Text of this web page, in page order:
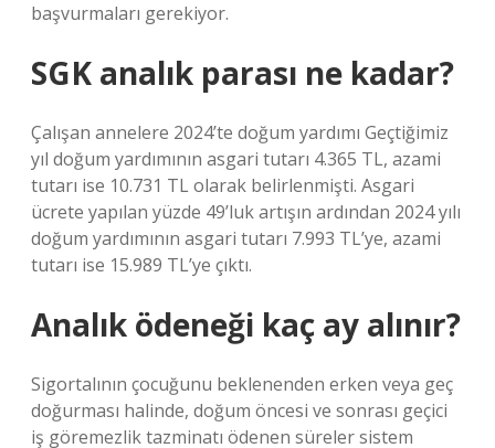
başvurmaları gerekiyor.
SGK analık parası ne kadar?
Çalışan annelere 2024’te doğum yardımı Geçtiğimiz
yıl doğum yardımının asgari tutarı 4.365 TL, azami
tutarı ise 10.731 TL olarak belirlenmişti. Asgari
ücrete yapılan yüzde 49’luk artışın ardından 2024 yılı
doğum yardımının asgari tutarı 7.993 TL’ye, azami
tutarı ise 15.989 TL’ye çıktı.
Analık ödeneği kaç ay alınır?
Sigortalının çocuğunu beklenenden erken veya geç
doğurması halinde, doğum öncesi ve sonrası geçici
iş göremezlik tazminatı ödenen süreler sistem